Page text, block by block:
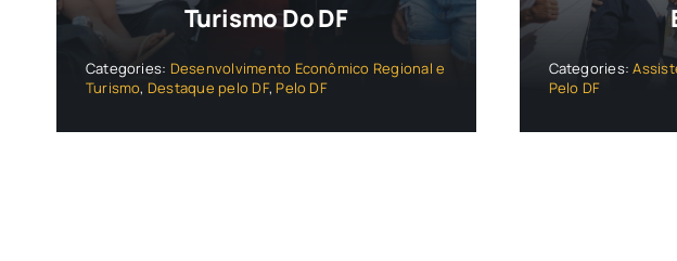
Turismo Do DF
Categories: Desenvolvimento Econômico Regional e
Turismo, Destaque pelo DF, Pelo DF
Categories:
Pelo DF